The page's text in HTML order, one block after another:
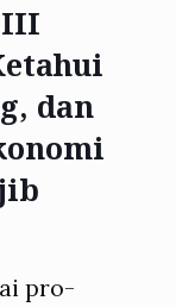
III
dan
pro-